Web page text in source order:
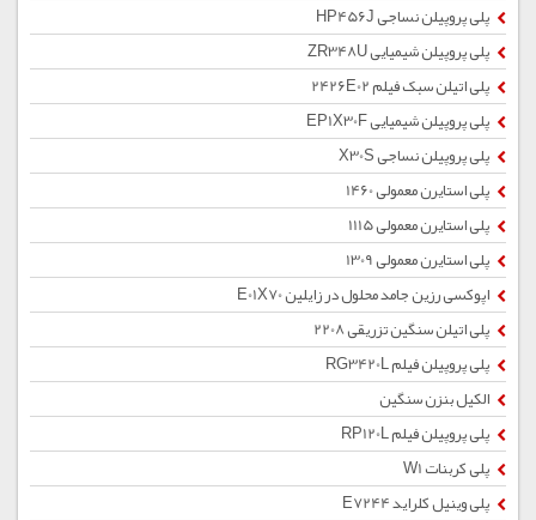
پلی پروپیلن نساجی HP456J
پلی پروپیلن شیمیایی ZR348U
پلی اتیلن سبک فیلم 2426E02
پلی پروپیلن شیمیایی EP1X30F
پلی پروپیلن نساجی X30S
پلی استایرن معمولی 1460
پلی استایرن معمولی 1115
پلی استایرن معمولی 1309
اپوکسی رزین جامد محلول در زایلین E01X70
پلی اتیلن سنگین تزریقی 2208
پلی پروپیلن فیلم RG3420L
الکیل بنزن سنگین
پلی پروپیلن فیلم RP120L
پلی کربنات W1
پلی وینیل کلراید E7244